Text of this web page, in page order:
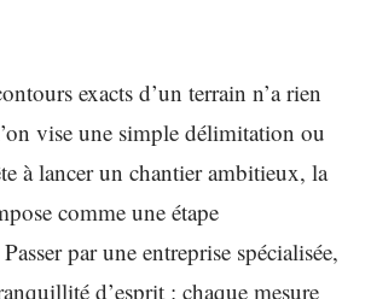
exacts d’un terrain n’a rien
vise une simple délimitation ou
à lancer un chantier ambitieux, la
comme une étape
par une entreprise spécialisée,
d’esprit : chaque mesure